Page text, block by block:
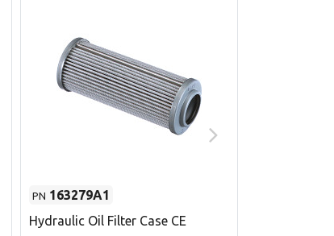
PN 163279A1
Hydraulic Oil Filter Case CE